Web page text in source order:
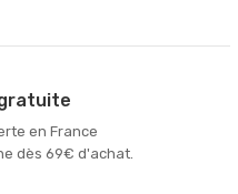
en France
dès 69€ d'achat.